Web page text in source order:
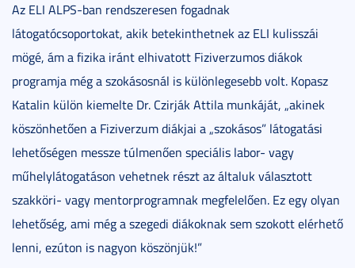
Az ELI ALPS-ban rendszeresen fogadnak
látogatócsoportokat, akik betekinthetnek az ELI kulisszái
mögé, ám a fizika iránt elhivatott Fiziverzumos diákok
programja még a szokásosnál is különlegesebb volt. Kopasz
Katalin külön kiemelte Dr. Czirják Attila munkáját, „akinek
köszönhetően a Fiziverzum diákjai a „szokásos” látogatási
lehetőségen messze túlmenően speciális labor- vagy
műhelylátogatáson vehetnek részt az általuk választott
szakköri- vagy mentorprogramnak megfelelően. Ez egy olyan
lehetőség, ami még a szegedi diákoknak sem szokott elérhető
lenni, ezúton is nagyon köszönjük!”